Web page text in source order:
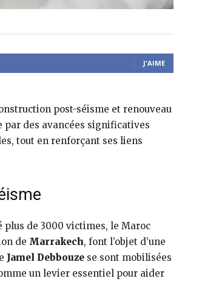
J'AIME
post-séisme et renouveau
des avancées significatives
tout en renforçant ses liens
plus de 3000 victimes, le Maroc
de Marrakech, font l’objet d’une
Jamel Debbouze se sont mobilisées
un levier essentiel pour aider